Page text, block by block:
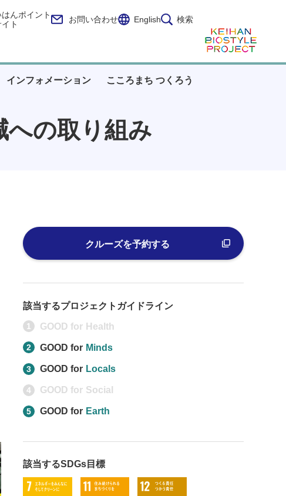
んポイント
ト
お問い合わせ English 検索
インフォメーション こころまち つくろう
への取り組み
クルーズを予約する
該当するプロジェクトガイドライン
1 GOOD for Health
2 GOOD for Minds
3 GOOD for Locals
4 GOOD for Social
5 GOOD for Earth
該当するSDGs目標